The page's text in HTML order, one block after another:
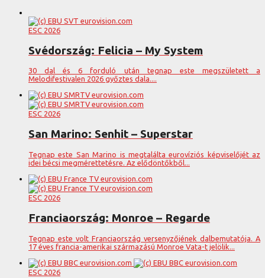
ESC 2026
Svédország: Felicia – My System
30 dal és 6 forduló után tegnap este megszületett a
Melodifestivalen 2026 győztes dala....
ESC 2026
San Marino: Senhit – Superstar
Tegnap este San Marino is megtalálta eurovíziós képviselőjét az
idei bécsi megmérettetésre. Az elődöntőkből...
ESC 2026
Franciaország: Monroe – Regarde
Tegnap este volt Franciaország versenyzőjének dalbemutatója. A
17 éves francia-amerikai származású Monroe Vata-t jelölik...
ESC 2026